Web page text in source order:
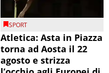
SPORT
Atletica: Asta in Piazza
torna ad Aosta il 22
agosto e strizza